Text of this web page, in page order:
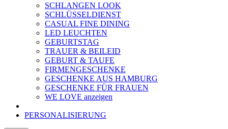
SCHLANGEN LOOK
SCHLÜSSELDIENST
CASUAL FINE DINING
LED LEUCHTEN
GEBURTSTAG
TRAUER & BEILEID
GEBURT & TAUFE
FIRMENGESCHENKE
GESCHENKE AUS HAMBURG
GESCHENKE FÜR FRAUEN
WE LOVE anzeigen
PERSONALISIERUNG